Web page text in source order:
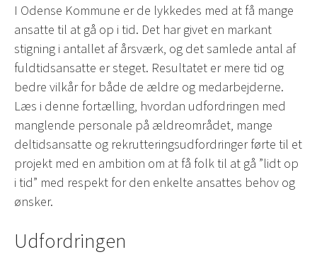
I Odense Kommune er de lykkedes med at få mange
ansatte til at gå op i tid. Det har givet en markant
stigning i antallet af årsværk, og det samlede antal af
fuldtidsansatte er steget. Resultatet er mere tid og
bedre vilkår for både de ældre og medarbejderne.
Læs i denne fortælling, hvordan udfordringen med
manglende personale på ældreområdet, mange
deltidsansatte og rekrutteringsudfordringer førte til et
projekt med en ambition om at få folk til at gå ”lidt op
i tid” med respekt for den enkelte ansattes behov og
ønsker.
Udfordringen